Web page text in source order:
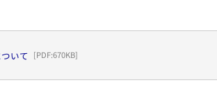
いて [PDF:670KB]